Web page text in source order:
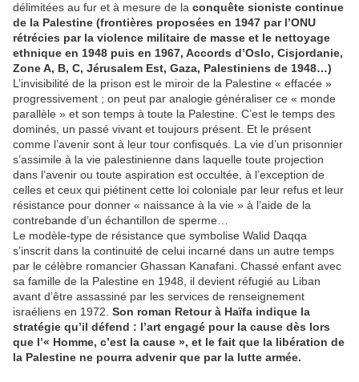
délimitées au fur et à mesure de la conquête sioniste continue
de la Palestine (frontières proposées en 1947 par l’ONU
rétrécies par la violence militaire de masse et le nettoyage
ethnique en 1948 puis en 1967, Accords d’Oslo, Cisjordanie,
Zone A, B, C, Jérusalem Est, Gaza, Palestiniens de 1948…)
L’invisibilité de la prison est le miroir de la Palestine « effacée »
progressivement ; on peut par analogie généraliser ce « monde
parallèle » et son temps à toute la Palestine. C’est le temps des
dominés, un passé vivant et toujours présent. Et le présent
comme l’avenir sont à leur tour confisqués. La vie d’un prisonnier
s’assimile à la vie palestinienne dans laquelle toute projection
dans l’avenir ou toute aspiration est occultée, à l’exception de
celles et ceux qui piétinent cette loi coloniale par leur refus et leur
résistance pour donner « naissance à la vie » à l’aide de la
contrebande d’un échantillon de sperme…
Le modèle-type de résistance que symbolise Walid Daqqa
s’inscrit dans la continuité de celui incarné dans un autre temps
par le célèbre romancier Ghassan Kanafani. Chassé enfant avec
sa famille de la Palestine en 1948, il devient réfugié au Liban
avant d’être assassiné par les services de renseignement
israéliens en 1972. Son roman Retour à Haïfa indique la
stratégie qu’il défend : l’art engagé pour la cause dès lors
que l’« Homme, c’est la cause », et le fait que la libération de
la Palestine ne pourra advenir que par la lutte armée.